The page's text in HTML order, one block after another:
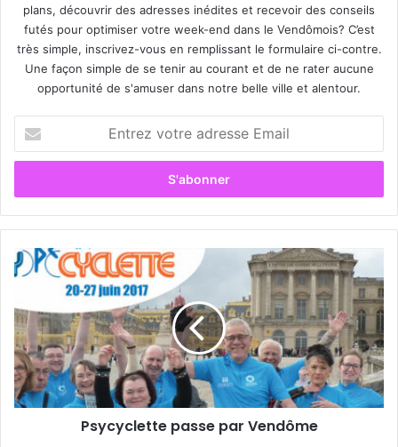
plans, découvrir des adresses inédites et recevoir des conseils
futés pour optimiser votre week-end dans le Vendômois? C’est
très simple, inscrivez-vous en remplissant le formulaire ci-contre.
Une façon simple de se tenir au courant et de ne rater aucune
opportunité de s'amuser dans notre belle ville et alentour.
t
e
z
o
t
e
a
d
r
e
s
P
s
c
y
c
l
e
t
Psycyclette passe par Vendôme